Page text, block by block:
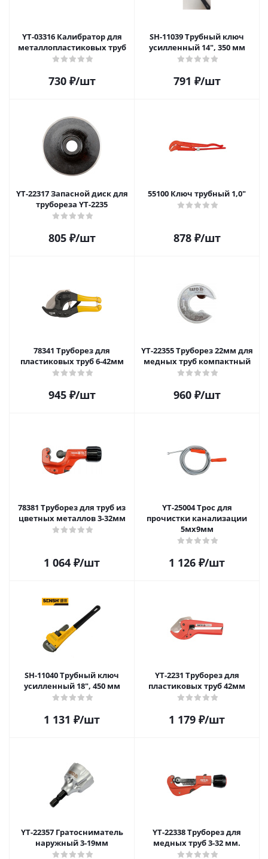
YT-03316 Калибратор для
металлопластиковых труб
730₽/шт
SH-11039 Трубный ключ
усилленный 14", 350 мм
791 ₽/шт
YT-22317 Запасной диск для
трубореза YT-2235
805₽/шт
55100 Ключ трубный 1,0"
878₽/шт
78341 Труборез для
пластиковых труб 6-42мм
945₽/шт
YT-22355 Труборез 22мм для
медных труб компактный
960₽/шт
78381 Труборез для труб из
цветных металлов 3-32мм
1 064 ₽/шт
YT-25004 Трос для
прочистки канализации
5мх9мм
1 126 ₽/шт
SH-11040 Трубный ключ
усилленный 18", 450 мм
1 131 ₽/шт
YT-2231 Труборез для
пластиковых труб 42мм
1 179 ₽/шт
YT-22357 Гратосниматель
наружный 3-19мм
YT-22338 Труборез для
медных труб 3-32 мм.